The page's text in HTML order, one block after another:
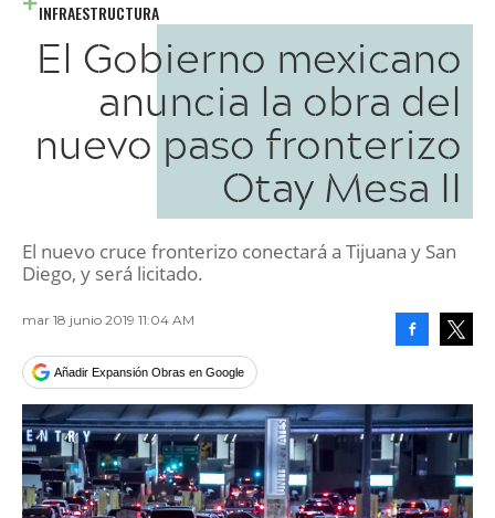
INFRAESTRUCTURA
El Gobierno mexicano
anuncia la obra del
nuevo paso fronterizo
Otay Mesa II
El nuevo cruce fronterizo conectará a Tijuana y San
Diego, y será licitado.
mar 18 junio 2019 11:04 AM
Añadir Expansión Obras en Google